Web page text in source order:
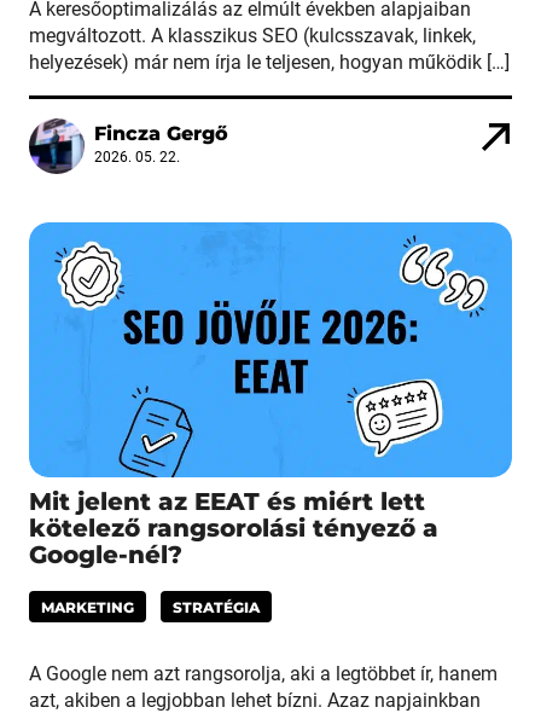
A keresőoptimalizálás az elmúlt években alapjaiban
megváltozott. A klasszikus SEO (kulcsszavak, linkek,
helyezések) már nem írja le teljesen, hogyan működik […]
Fincza Gergő
2026. 05. 22.
Mit jelent az EEAT és miért lett
kötelező rangsorolási tényező a
Google-nél?
MARKETING STRATÉGIA
A Google nem azt rangsorolja, aki a legtöbbet ír, hanem
azt, akiben a legjobban lehet bízni. Azaz napjainkban